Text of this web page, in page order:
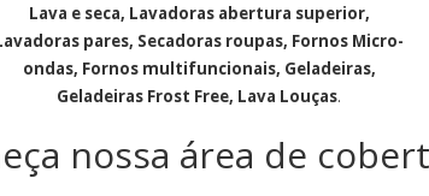
Lava e seca, Lavadoras abertura superior,
pares, Secadoras roupas, Fornos Micro-
ondas, Fornos multifuncionais, Geladeiras,
Geladeiras Frost Free, Lava Louças.
nossa área de